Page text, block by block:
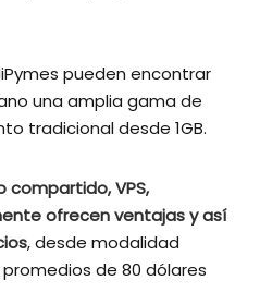
pueden encontrar
una amplia gama de
tradicional desde 1GB.
compartido, VPS,
ofrecen ventajasy así
, desde modalidad
de 80 dólares